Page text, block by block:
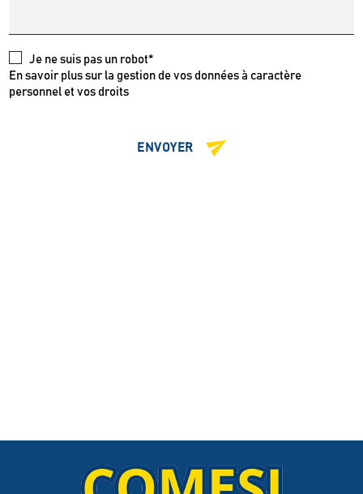
Je ne suis pas un robot*
En savoir plus sur la gestion de vos données à caractère
personnel et vos droits
ENVOYER